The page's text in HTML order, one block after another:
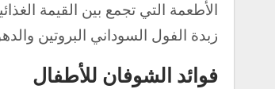
الأطعمة التي تجمع بين القيمة
زبدة الفول السوداني البروتين
فوائد الشوفان للأطفال